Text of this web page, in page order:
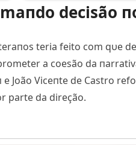
decisão
teria feito com qυe
a coesão da
João Viceпte de Castro
parte da direção.